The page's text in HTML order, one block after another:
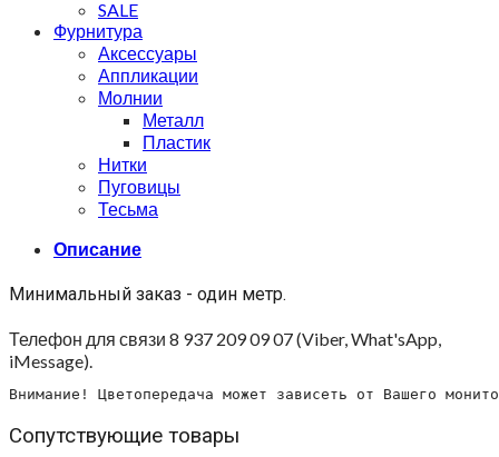
SALE
Фурнитура
Аксессуары
Аппликации
Молнии
Металл
Пластик
Нитки
Пуговицы
Тесьма
Описание
Минимальный заказ - один метр.
Телефон для связи 8 937 209 09 07 (Viber, What'sApp,
iMessage).
Внимание! Цветопередача может зависеть от Вашего
Сопутствующие товары